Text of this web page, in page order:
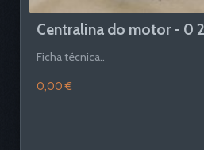
Centralina do motor - 0
Ficha técnica..
0,00 €